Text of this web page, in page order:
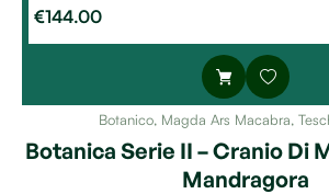
€144.00
Botanico, Magda Ars Macabra,
Botanica Serie II – Cranio Di
Mandragora